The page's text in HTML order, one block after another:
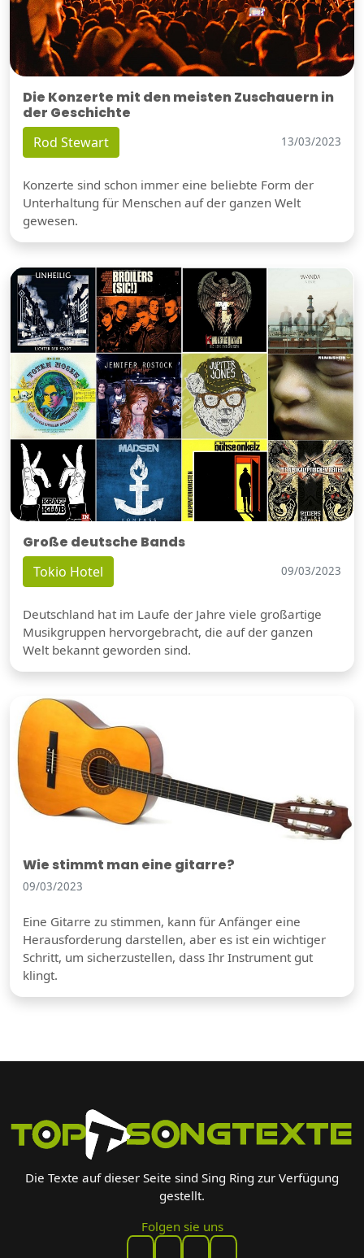
Die Konzerte mit den meisten Zuschauern in
der Geschichte
Rod Stewart 13/03/2023
Konzerte sind schon immer eine beliebte Form der
Unterhaltung für Menschen auf der ganzen Welt
gewesen.
Große deutsche Bands
Tokio Hotel 09/03/2023
Deutschland hat im Laufe der Jahre viele großartige
Musikgruppen hervorgebracht, die auf der ganzen
Welt bekannt geworden sind.
Wie stimmt man eine gitarre?
09/03/2023
Eine Gitarre zu stimmen, kann für Anfänger eine
Herausforderung darstellen, aber es ist ein wichtiger
Schritt, um sicherzustellen, dass Ihr Instrument gut
klingt.
Die Texte auf dieser Seite sind Sing Ring zur Verfügung
gestellt.
Folgen sie uns